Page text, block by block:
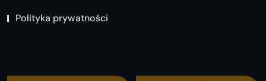
Polityka prywatności